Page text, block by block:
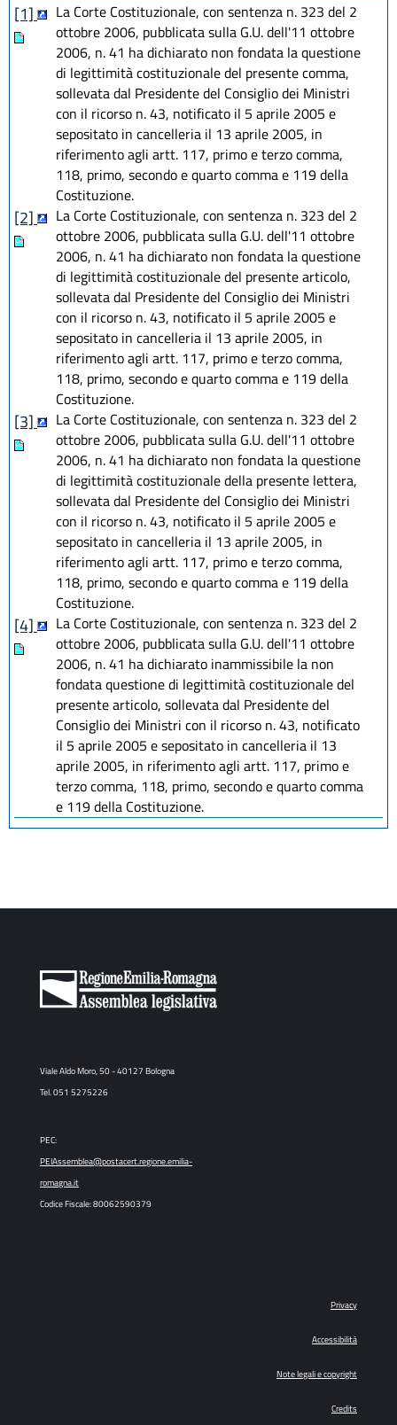
[1]
La Corte Costituzionale, con sentenza n. 323 del 2
ottobre 2006, pubblicata sulla G.U. dell'11 ottobre
2006, n. 41 ha dichiarato non fondata la questione
di legittimità costituzionale del presente comma,
sollevata dal Presidente del Consiglio dei Ministri
con il ricorso n. 43, notificato il 5 aprile 2005 e
sepositato in cancelleria il 13 aprile 2005, in
riferimento agli artt. 117, primo e terzo comma,
118, primo, secondo e quarto comma e 119 della
Costituzione.
[2]
La Corte Costituzionale, con sentenza n. 323 del 2
ottobre 2006, pubblicata sulla G.U. dell'11 ottobre
2006, n. 41 ha dichiarato non fondata la questione
di legittimità costituzionale del presente articolo,
sollevata dal Presidente del Consiglio dei Ministri
con il ricorso n. 43, notificato il 5 aprile 2005 e
sepositato in cancelleria il 13 aprile 2005, in
riferimento agli artt. 117, primo e terzo comma,
118, primo, secondo e quarto comma e 119 della
Costituzione.
[3]
La Corte Costituzionale, con sentenza n. 323 del 2
ottobre 2006, pubblicata sulla G.U. dell'11 ottobre
2006, n. 41 ha dichiarato non fondata la questione
di legittimità costituzionale della presente lettera,
sollevata dal Presidente del Consiglio dei Ministri
con il ricorso n. 43, notificato il 5 aprile 2005 e
sepositato in cancelleria il 13 aprile 2005, in
riferimento agli artt. 117, primo e terzo comma,
118, primo, secondo e quarto comma e 119 della
Costituzione.
[4]
La Corte Costituzionale, con sentenza n. 323 del 2
ottobre 2006, pubblicata sulla G.U. dell'11 ottobre
2006, n. 41 ha dichiarato inammissibile la non
fondata questione di legittimità costituzionale del
presente articolo, sollevata dal Presidente del
Consiglio dei Ministri con il ricorso n. 43, notificato
il 5 aprile 2005 e sepositato in cancelleria il 13
aprile 2005, in riferimento agli artt. 117, primo e
terzo comma, 118, primo, secondo e quarto comma
e 119 della Costituzione.
Viale Aldo Moro, 50 - 40127 Bologna
Tel. 051 5275226
PEC:
PEIAssemblea@postacert.regione.emilia-
romagna.it
Codice Fiscale: 80062590379
Privacy
Accessibilità
Note legali e copyright
Credits